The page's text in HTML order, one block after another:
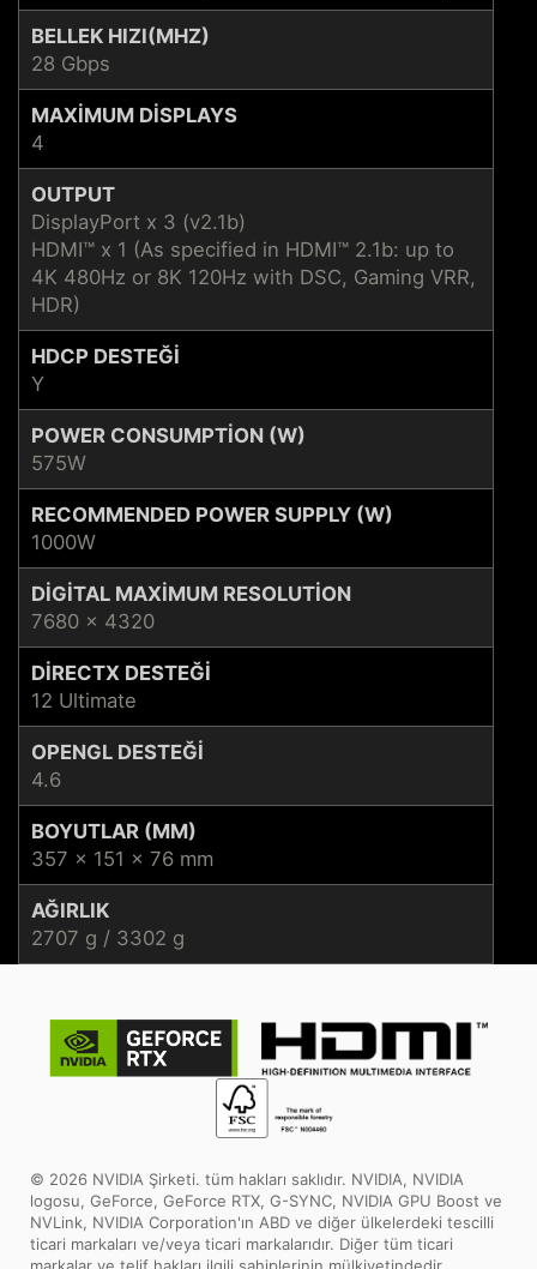
BELLEK HIZI(MHZ)
28 Gbps
MAXIMUM DISPLAYS
4
OUTPUT
DisplayPort x 3 (v2.1b)
HDMI™ x 1 (As specified in HDMI™ 2.1b: up to
4K 480Hz or 8K 120Hz with DSC, Gaming VRR,
HDR)
HDCP DESTEĞI
Y
POWER CONSUMPTION (W)
575W
RECOMMENDED POWER SUPPLY (W)
1000W
DIGITAL MAXIMUM RESOLUTION
7680 x 4320
DIRECTX DESTEĞI
12 Ultimate
OPENGL DESTEĞI
4.6
BOYUTLAR (MM)
357 x 151 x 76 mm
AĞIRLIK
2707 g / 3302 g
© 2026 NVIDIA Şirketi. tüm hakları saklıdır. NVIDIA, NVIDIA
logosu, GeForce, GeForce RTX, G-SYNC, NVIDIA GPU Boost ve
NVLink, NVIDIA Corporation'ın ABD ve diğer ülkelerdeki tescilli
ticari markaları ve/veya ticari markalarıdır. Diğer tüm ticari
markalar ve telif hakları ilgili sahiplerinin mülkiyetindedir.